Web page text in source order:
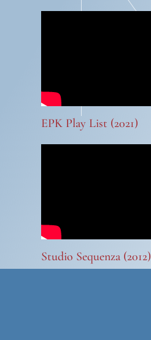
EPK Play List (2021)
Studio Sequenza (2012)